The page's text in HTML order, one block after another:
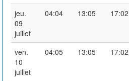
jeu.
09
juillet
04:04 13:05 17:02
ven.
10
juillet
04:05 13:05 17:02